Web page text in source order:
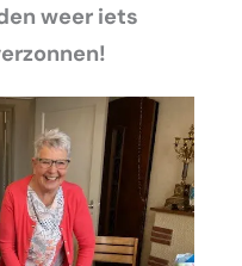
weer iets